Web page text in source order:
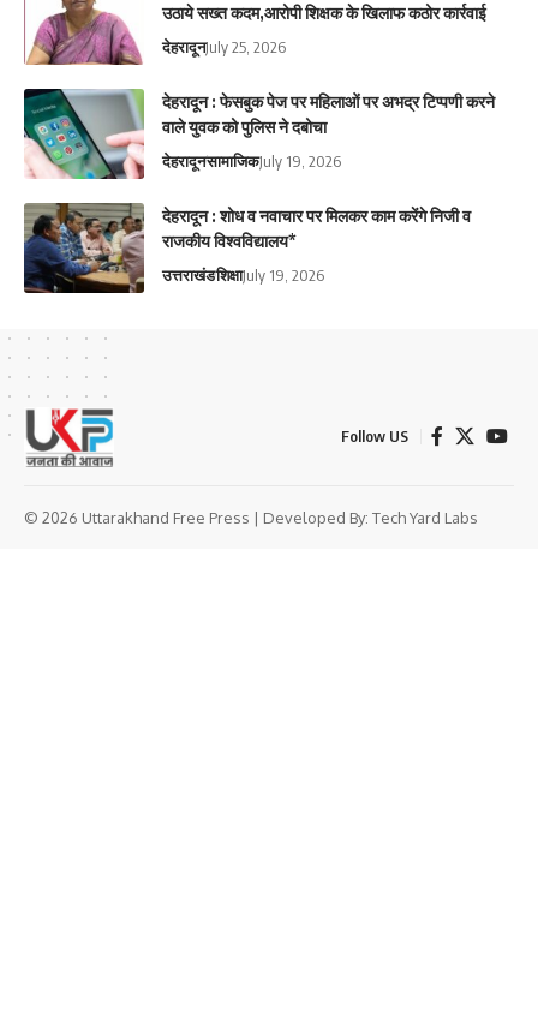
उठाये सख्त कदम,आरोपी शिक्षक के खिलाफ कठोर कार्रवाई
देहरादूनJuly 25, 2026
देहरादून : फेसबुक पेज पर महिलाओं पर अभद्र टिप्पणी करने
वाले युवक को पुलिस ने दबोचा
देहरादूनसामाजिकJuly 19, 2026
देहरादून : शोध व नवाचार पर मिलकर काम करेंगे निजी व
राजकीय विश्वविद्यालय*
उत्तराखंडशिक्षाJuly 19, 2026
Follow US
© 2026 Uttarakhand Free Press | Developed By: Tech Yard Labs